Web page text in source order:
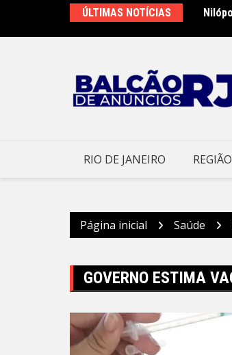
o
ÚLTIMAS NOTÍCIAS
RIO DE JANEIRO
Página inicial Saúde
GOVERNO ESTIMA